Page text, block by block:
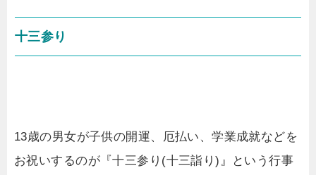
十三参り
13歳の男女が子供の開運、厄払い、学業成就などを
お祝いするのが『十三参り(十三詣り)』という行事